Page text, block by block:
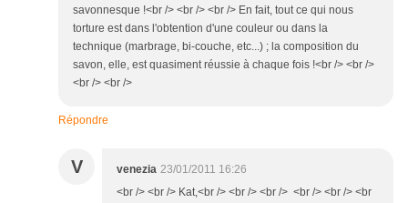
savonnesque !<br /> <br /> <br /> En fait, tout ce qui nous
torture est dans l'obtention d'une couleur ou dans la
technique (marbrage, bi-couche, etc...) ; la composition du
savon, elle, est quasiment réussie à chaque fois !<br /> <br />
<br /> <br />
Répondre
V venezia 23/01/2011 16:26
<br /> <br /> Kat,<br /> <br /> <br /> <br /> <br /> <br